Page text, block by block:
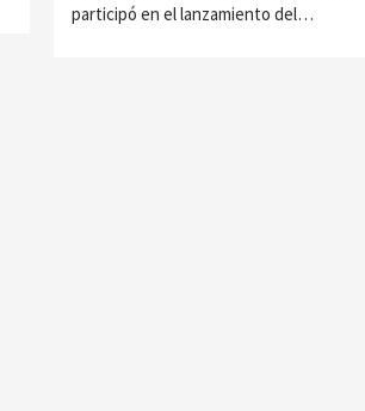
participó en el lanzamiento del…